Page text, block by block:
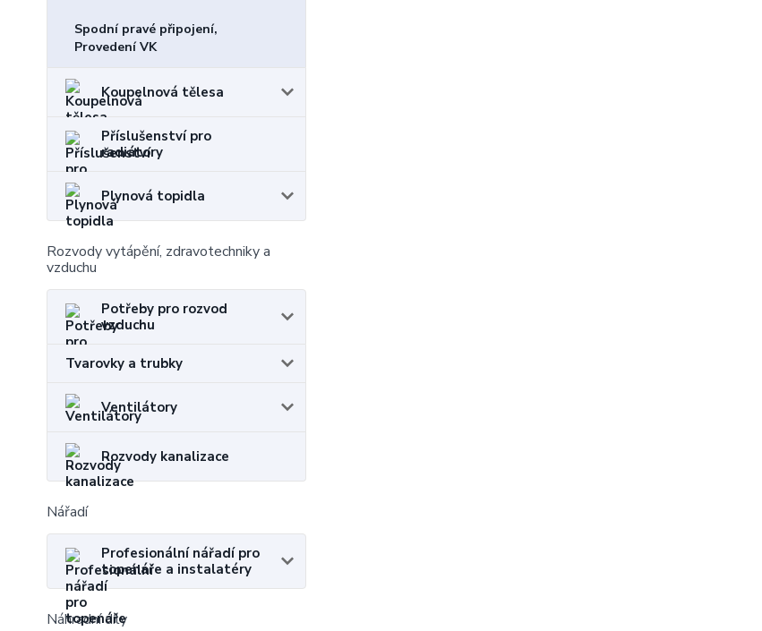
Spodní pravé připojení,
Provedení VK
Koupelnová tělesa
Příslušenství pro
radiátory
Plynová topidla
Rozvody vytápění, zdravotechniky a
vzduchu
Potřeby pro rozvod
vzduchu
Tvarovky a trubky
Ventilátory
Rozvody kanalizace
Nářadí
Profesionální nářadí pro
topenáře a instalatéry
Náhradní díly